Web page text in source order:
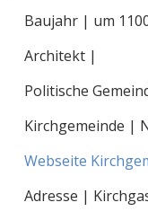
Baujahr | um
Architekt |
Politische
Kirchgemeinde |
Webseite
Adresse |